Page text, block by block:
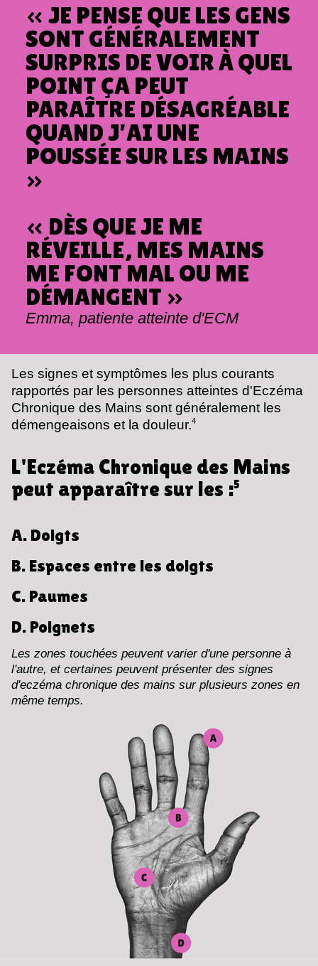
« JE PENSE QUE LES GENS
SONT GÉNÉRALEMENT
SURPRIS DE VOIR À QUEL
POINT ÇA PEUT
PARAÎTRE DÉSAGRÉABLE
QUAND J’AI UNE
POUSSÉE SUR LES MAINS
»
« DÈS QUE JE ME
RÉVEILLE, MES MAINS
ME FONT MAL OU ME
DÉMANGENT »
Emma, patiente atteinte d'ECM
Les signes et symptômes les plus courants
rapportés par les personnes atteintes d'Eczéma
Chronique des Mains sont généralement les
démengeaisons et la douleur.4
L'Eczéma Chronique des Mains
peut apparaître sur les :5
A. Doigts
B. Espaces entre les doigts
C. Paumes
D. Poignets
Les zones touchées peuvent varier d'une personne à
l'autre, et certaines peuvent présenter des signes
d'eczéma chronique des mains sur plusieurs zones en
même temps.